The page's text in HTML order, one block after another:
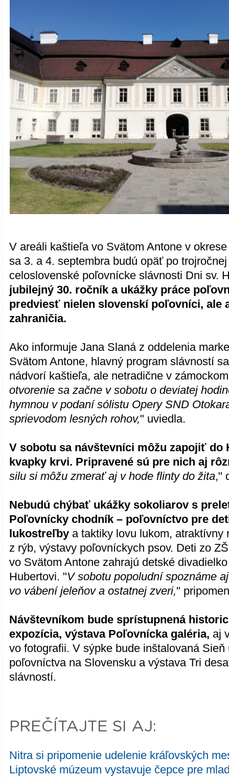
V areáli kaštieľa vo Svätom Antone v
sa 3. a 4. septembra budú opäť po
celoslovenské poľovnícke slávnosti Dni sv.
jubilejný 30. ročník a ukážky práce
predviesť nielen slovenskí poľovníci, ale
zahraničia.
Ako informuje Jana Slaná z oddelenia
Svätom Antone, hlavný program slávností
nádvorí kaštieľa, ale netradične v
otvorenie sa začne v sobotu o deviatej
hymnou v podaní sólistu Opery SND
sprievodom lesných rohov," uviedla.
V sobotu sa návštevníci môžu zapojiť do
kvapky krvi. Pripravené sú pre nich aj
silu si môžu zmerať aj v hode flinty do žita,"
Nebudú chýbať ukážky sokoliarov s
Poľovnícky chodník – poľovníctvo pre
lukostreľby a taktiky lovu lukom, atraktívny
z rýb, výstavy poľovníckych psov. Deti zo
vo Svätom Antone zahrajú detské
Hubertovi. "V sobotu popoludní spoznáme
vo vábení jeleňov a ostatnej zveri,"
Návštevníkom bude sprístupnená
expozícia, výstava Poľovnícka galéria, aj
vo fotografii. V sýpke bude inštalovaná Sieň
poľovníctva na Slovensku a výstava Tri
slávností.
PREČÍTAJTE SI AJ:
Nitra si pripomenie udelenie kráľovských
Liptovské múzeum vystavuje čepce pre